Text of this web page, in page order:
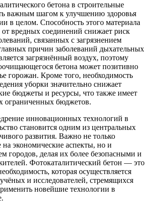
бетона в строительные
важным шагом к улучшению здоровья
в целом. Способность этого материала
вредных соединений снижает риск
связанных с загрязнением
причин заболеваний дыхательных
загрязнённый воздух, поэтому
бетона может позитивно
горожан. Кроме того, необходимость
уборки значительно снижает
бюджеты и ресурсы, что также имеет
ограниченных бюджетов.
инновационных технологий в
становится одним из центральных
развития. Важно не только
экономические аспекты, но и
городов, делая их более безопасными и
Фотокаталитический бетон — это
которая осуществляется
и исследователей, стремящихся
новейшие технологии в